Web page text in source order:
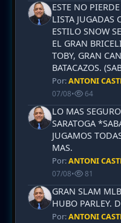
ESTE NO
LISTA JUGADAS
ESTILO SNOW
EL GRAN
TOBY, GRAN
BATACAZOS.
Por:ANTONI
07/08• 64
LO MAS
SARATOGA
JUGAMOS
MAS.
Por:ANTONI
07/08• 81
GRAN SLAM
HUBO PARLEY.
Por:ANTONI